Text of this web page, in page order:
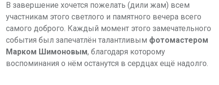
В завершение хочется пожелать (дили жам) всем
участникам этого светлого и памятного вечера всего
самого доброго. Каждый момент этого замечательного
события был запечатлён талантливым фотомастером
Марком Шимоновым, благодаря которому
воспоминания о нём останутся в сердцах ещё надолго.